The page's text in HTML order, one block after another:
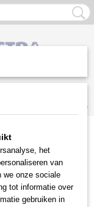
(0)
het
van
we onze sociale
tot informatie over
gebruiken in